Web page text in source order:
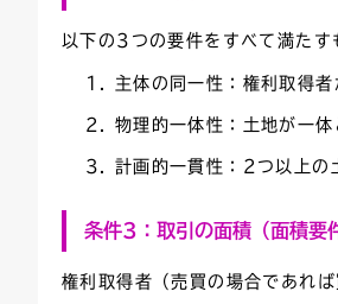
以下の3つの要件をすべて満たす
主体の同一性：権利取得者
物理的一体性：土地が一
計画的一貫性：2つ以上の
条件3：取引の面積（面積要
権利取得者（売買の場合であれ